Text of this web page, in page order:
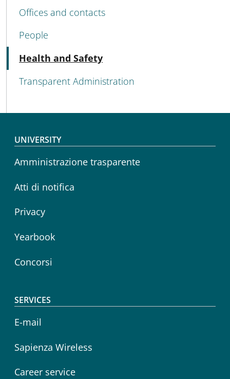
Offices and contacts
People
Health and Safety
Transparent Administration
Footer menu
UNIVERSITY
Amministrazione trasparente
Atti di notifica
Privacy
Yearbook
Concorsi
SERVICES
E-mail
Sapienza Wireless
Career service